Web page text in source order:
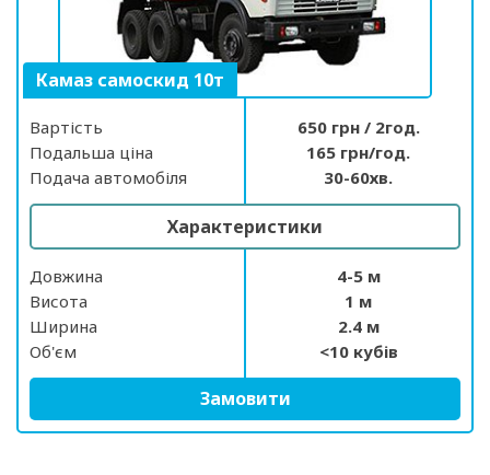
Камаз самоскид 10т
Вартість
650 грн / 2год.
Подальша ціна
165 грн/год.
Подача автомобіля
30-60хв.
Характеристики
Довжина
4-5 м
Висота
1 м
Ширина
2.4 м
Об'єм
<10 кубів
Замовити